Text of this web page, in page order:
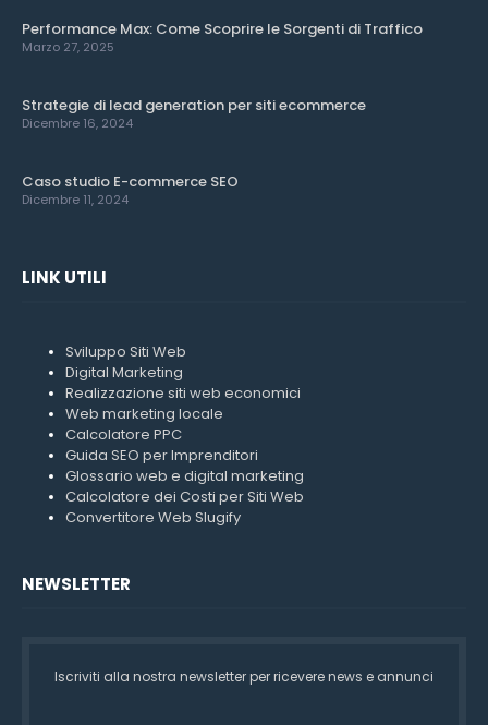
Performance Max: Come Scoprire le Sorgenti di Traffico
Marzo 27, 2025
Strategie di lead generation per siti ecommerce
Dicembre 16, 2024
Caso studio E-commerce SEO
Dicembre 11, 2024
LINK UTILI
Sviluppo Siti Web
Digital Marketing
Realizzazione siti web economici
Web marketing locale
Calcolatore PPC
Guida SEO per Imprenditori
Glossario web e digital marketing
Calcolatore dei Costi per Siti Web
Convertitore Web Slugify
NEWSLETTER
Iscriviti alla nostra newsletter per ricevere news e annunci